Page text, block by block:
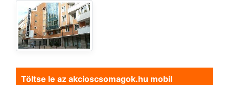
Töltse le az akcioscsomagok.hu mobil